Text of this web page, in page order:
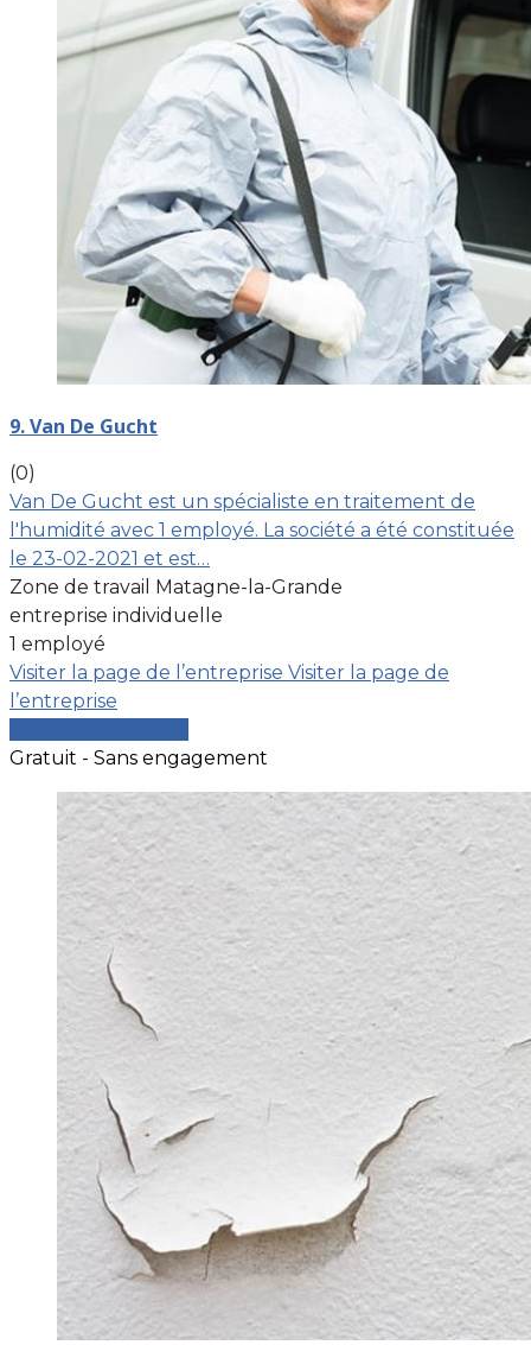
9. Van De Gucht
(0)
Van De Gucht est un spécialiste en traitement de
l'humidité avec 1 employé. La société a été constituée
le 23-02-2021 et est…
Zone de travail Matagne-la-Grande
entreprise individuelle
1 employé
Visiter la page de l’entreprise Visiter la page de
l’entreprise
Gratuit - Sans engagement